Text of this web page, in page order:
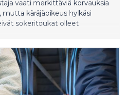
vaati merkittäviä korvauksia
käräjäoikeus hylkäsi
sokeritoukat olleet